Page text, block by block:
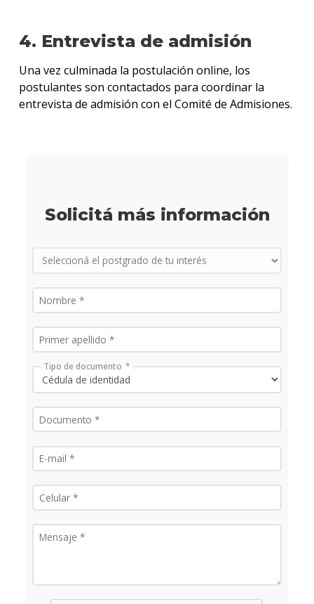
4. Entrevista de admisión
Una vez culminada la postulación online, los
postulantes son contactados para coordinar la
entrevista de admisión con el Comité de Admisiones.
Solicitá más información
Tipo de documento